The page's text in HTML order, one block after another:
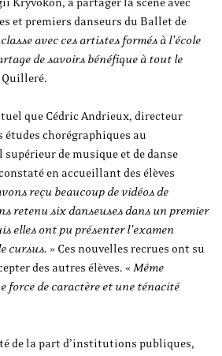
Kryvokon, à partager la scène avec
et premiers danseurs du Ballet de
avec ces artistes formés à l’école
de savoirs bénéfique à tout le
que Cédric Andrieux, directeur
études chorégraphiques au
de musique et de danse
en accueillant des élèves
reçu beaucoup de vidéos de
retenu six danseuses dans un premier
elles ont pu présenter l’examen
cursus. » Ces nouvelles recrues ont su
des autres élèves. « Même
force de caractère et une ténacité
de la part d’institutions publiques,